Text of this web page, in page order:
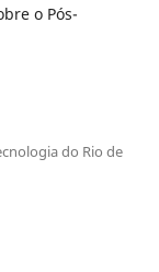
o Pós-
do Rio de